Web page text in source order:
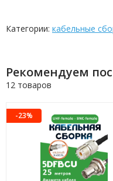
Категории: кабельные
Рекомендуем
12 товаров
-23%